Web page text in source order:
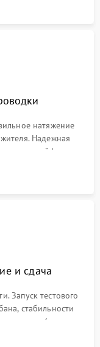
натяжение
Надежная
и шлейфов к
панелей, люка и
и сдача
Запуск тестового
стабильности
насоса (откачка
стуков или